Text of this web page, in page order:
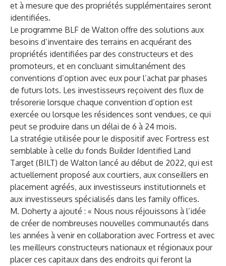
et à mesure que des propriétés supplémentaires seront
identifiées.
Le programme BLF de Walton offre des solutions aux
besoins d’inventaire des terrains en acquérant des
propriétés identifiées par des constructeurs et des
promoteurs, et en concluant simultanément des
conventions d’option avec eux pour l’achat par phases
de futurs lots. Les investisseurs reçoivent des flux de
trésorerie lorsque chaque convention d’option est
exercée ou lorsque les résidences sont vendues, ce qui
peut se produire dans un délai de 6 à 24 mois.
La stratégie utilisée pour le dispositif avec Fortress est
semblable à celle du fonds Builder Identified Land
Target (BILT) de Walton lancé au début de 2022, qui est
actuellement proposé aux courtiers, aux conseillers en
placement agréés, aux investisseurs institutionnels et
aux investisseurs spécialisés dans les family offices.
M. Doherty a ajouté : « Nous nous réjouissons à l’idée
de créer de nombreuses nouvelles communautés dans
les années à venir en collaboration avec Fortress et avec
les meilleurs constructeurs nationaux et régionaux pour
placer ces capitaux dans des endroits qui feront la